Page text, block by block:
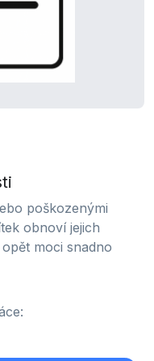
poškozenými
obnoví jejich
moci snadno